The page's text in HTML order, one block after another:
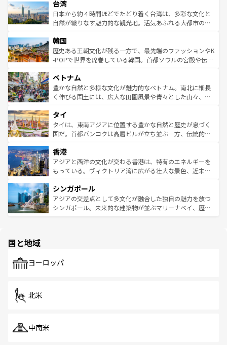
ならではの贅沢な旅のスタイルだ。 なお、新着のアメリカ
情報はコンテンツ一覧を参照してほしい。
れるおもてなしの心で訪れる人々を迎えてくれるハワイの
人々、おいしいローカルフードやハワイアンミュージッ
ク、伝統的なフラダンスなど、すべてがハワイの魅力を彩
ワイを、存分に味わってほしい。 なお、新着のハワイ情報
はコンテンツ一覧を参照してほしい。
リアリーフや大陸中央部にそびえるウルル（エアーズロッ
ク）、タスマニアの美しい原生林やケアンズの熱帯雨林な
ど、見どころがたくさん。また、カフェやワイン、オージ
いる。アクティビティも充実しており、サーフィンやダイ
ビング、ハイキングなど、アウトドア好きにはたまらな
い。オーストラリアの多彩な魅力を存分に味わいつくそ
参照してほしい。
台湾
日本から約４時間ほどでたどり着く台湾は、多彩な文化と
自然が織りなす魅力的な観光地。活気あふれる大都市の台
ン）、静ひつな山岳地帯である台湾東部など、都市の喧騒
と山間の静けさが共存しており、訪れる人に新しい発見と
驚きをもたらしてくれる。また、奥深い台湾の食文化も魅
容にもいいと評判のスイーツなど、バラエティ豊かな料理
が味わえる。 なお、新着の台湾情報は コンテンツ一覧を参
照してほしい。
韓国
歴史ある王朝文化が残る一方で、最先端のファッションやK
-POPで世界を席巻している韓国。首都ソウルの宮殿や伝統
き、地方に足を延ばせば四季折々の自然美を楽しむことが
できる。そして、キムチや焼肉、絶品のストリートフード
まで、さまざまな韓国料理が待っている。夜には、韓国な
リティに包まれながら、韓国の多彩な魅力を心ゆくまで味
わってみてほしい。 なお、新着の韓国情報はコンテンツ一
覧を参照してほしい。
ベトナム
豊かな自然と多様な文化が魅力的なベトナム。南北に細長
く伸びる国土には、広大な田園風景や青々とした山々、世
急速な発展と共に伝統が息づく。ハノイの古い町並みやホ
ーチミン市のフランス統治時代の建物も、独特の雰囲気を
醸し出している。また、バラエティの豊かさとおいしさで
とつ。フォーやバインミー、ベトナムコーヒーなどは、ぜ
ひ現地で味わいたい。どの地域を訪れてもあたたかい人々
が旅行者を迎えてくれるので、きっと忘れられない旅にな
参照してほしい。
タイ
タイは、東南アジアに位置する豊かな自然と歴史が息づく
国だ。首都バンコクは高層ビルが立ち並ぶ一方、伝統的な
の活気が交差している。北部ではチェンマイなどの山岳地
帯で自然と触れ合い、南部ではプーケットやクラビの美し
いビーチでリゾート気分を楽しむことができる。タイ料理
激する。気候は一年中温暖で、どの季節にも異なる楽しみ
が待っている。親しみやすいタイの人々、仏教を中心とし
た文化、そして多様な観光資源が、訪れる旅人を魅了し続
香港
アジアと西洋の文化が交わる香港は、特有のエネルギーを
もっている。ヴィクトリア湾に広がる壮大な景色、近未来
み、どこを訪れても感動するはず。観光スポットが密集し
ており、効率よく見どころを回れるのも魅力。息をのむよ
うな絶景から文化的な体験まで、香港を存分に楽しみ尽く
シンガポール
アジアの交差点として多文化が融合した独自の魅力を放つ
シンガポール。未来的な建築物が並ぶマリーナベイ、歴史
で、ホーカーズは地元の風情を楽しめる外せないスポット
国と地域
ヨーロッパ
北米
中南米